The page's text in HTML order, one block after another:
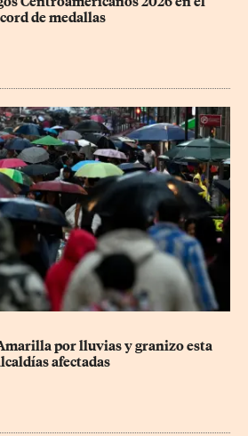
de medallas
por lluvias y granizo esta
afectadas